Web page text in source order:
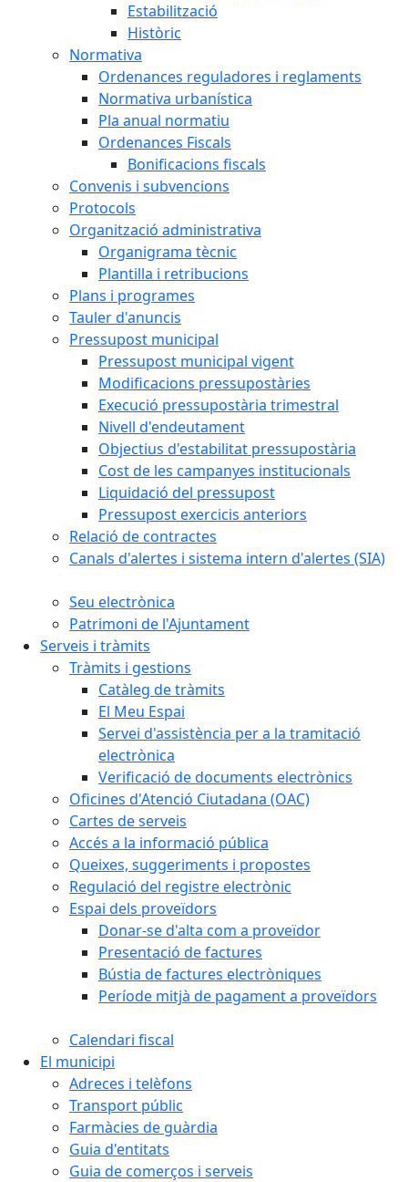
Estabilització
Històric
Normativa
Ordenances reguladores i reglaments
Normativa urbanística
Pla anual normatiu
Ordenances Fiscals
Bonificacions fiscals
Convenis i subvencions
Protocols
Organització administrativa
Organigrama tècnic
Plantilla i retribucions
Plans i programes
Tauler d'anuncis
Pressupost municipal
Pressupost municipal vigent
Modificacions pressupostàries
Execució pressupostària trimestral
Nivell d'endeutament
Objectius d'estabilitat pressupostària
Cost de les campanyes institucionals
Liquidació del pressupost
Pressupost exercicis anteriors
Relació de contractes
Canals d'alertes i sistema intern d'alertes (SIA)
Seu electrònica
Patrimoni de l'Ajuntament
Serveis i tràmits
Tràmits i gestions
Catàleg de tràmits
El Meu Espai
Servei d'assistència per a la tramitació
electrònica
Verificació de documents electrònics
Oficines d'Atenció Ciutadana (OAC)
Cartes de serveis
Accés a la informació pública
Queixes, suggeriments i propostes
Regulació del registre electrònic
Espai dels proveïdors
Donar-se d'alta com a proveïdor
Presentació de factures
Bústia de factures electròniques
Període mitjà de pagament a proveïdors
Calendari fiscal
El municipi
Adreces i telèfons
Transport públic
Farmàcies de guàrdia
Guia d'entitats
Guia de comerços i serveis